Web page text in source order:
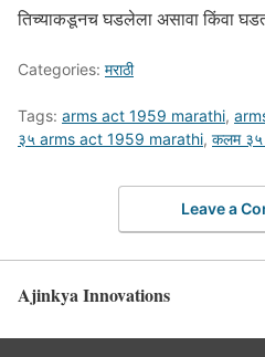
तिच्याकडूनच घडलेला असावा किंवा
Categories: मराठी
Tags: arms act 1959 marathi,
३५ arms act 1959 marathi, कलम ३५
Leave a
Ajinkya Innovations